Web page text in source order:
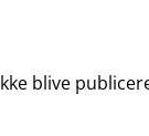
blive